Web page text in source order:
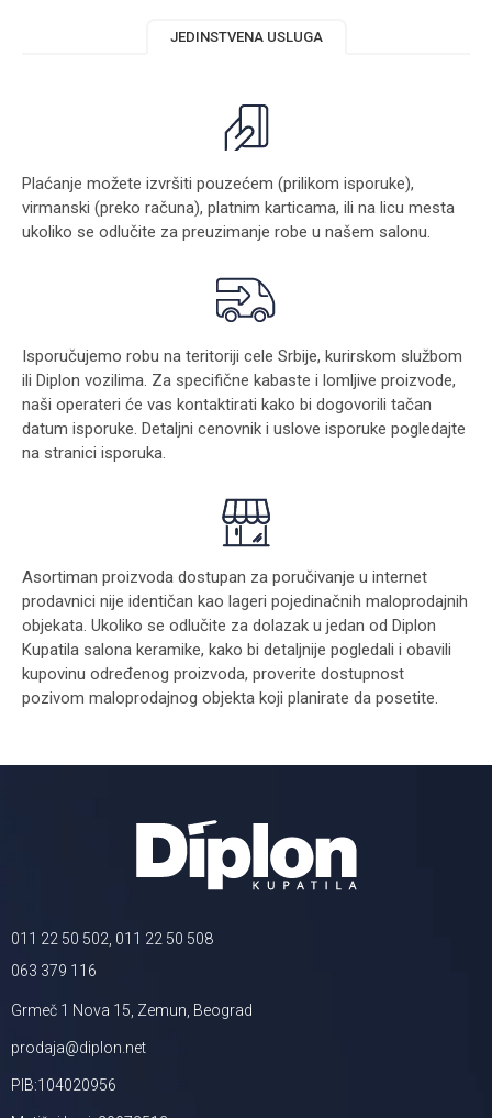
JEDINSTVENA USLUGA
Plaćanje možete izvršiti pouzećem (prilikom isporuke),
virmanski (preko računa), platnim karticama, ili na licu mesta
ukoliko se odlučite za preuzimanje robe u našem salonu.
Isporučujemo robu na teritoriji cele Srbije, kurirskom službom
ili Diplon vozilima. Za specifične kabaste i lomljive proizvode,
naši operateri će vas kontaktirati kako bi dogovorili tačan
datum isporuke. Detaljni cenovnik i uslove isporuke pogledajte
na stranici isporuka.
Asortiman proizvoda dostupan za poručivanje u internet
prodavnici nije identičan kao lageri pojedinačnih maloprodajnih
objekata. Ukoliko se odlučite za dolazak u jedan od Diplon
Kupatila salona keramike, kako bi detaljnije pogledali i obavili
kupovinu određenog proizvoda, proverite dostupnost
pozivom maloprodajnog objekta koji planirate da posetite.
011 22 50 502, 011 22 50 508
063 379 116
Grmeč 1 Nova 15, Zemun, Beograd
prodaja@diplon.net
PIB:104020956